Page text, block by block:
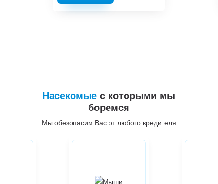
Насекомые с которыми мы
боремся
Мы обезопасим Вас от любого вредителя